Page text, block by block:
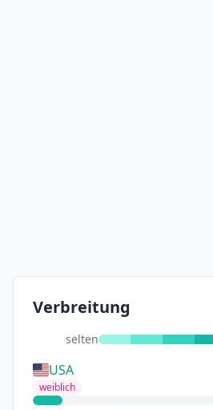
Verbreitung
selten
USA
weiblich